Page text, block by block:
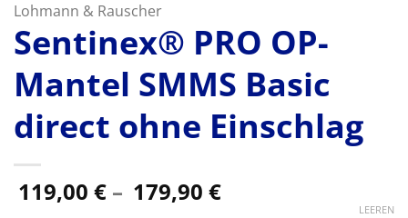
Lohmann & Rauscher
Sentinex® PRO OP-
Mantel SMMS Basic
direct ohne Einschlag
119,00 € – 179,90 €Preisspanne:
LEEREN